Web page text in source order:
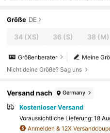
Größe DE
34(XS) 36 (S) 38 (M)
Meine
Größenberater
Nicht deine Größe? Sag uns
Versand nach Germany
Kostenloser Versand
Voraussichtliche Lieferung: 18
Anmelden & 12X